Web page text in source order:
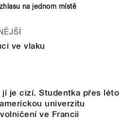
na jednom místě
ve vlaku
jí je cizí. Studentka přes léto
univerzitu
ve Francii